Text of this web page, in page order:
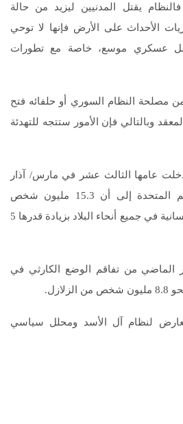
فالنظام يقتل المدنيين ليزيد من حالة
الأحداث على الأرض فإنها لا توحي
عسكري موسع، خاصة مع تطورات
مصلحة النظام السوري أو حلفائه فتح
وبالتالي فإن الأمور ستتجه للتهدئة
عامها الثالث عشر في مارس/ آذار
2023 وتشير تقديرات الأمم المتحدة إلى أن 15.3 مليون شخص
يحتاجون إلى المساعدة الإنسانية في جميع أنحاء البلاد بزيادة قدرها 5
الماضي من تفاقم الوضع الكارثي في
لنظام آل الأسد ومحلل سياسي